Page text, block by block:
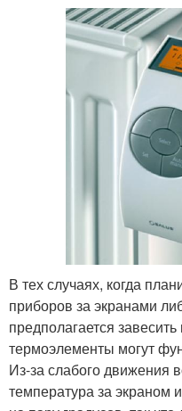
В тех случаях, когда
приборов за экранами
предполагается
термоэлементы могут
Из-за слабого движения
температура за экраном